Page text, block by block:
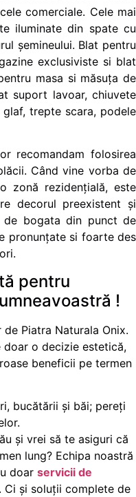
comerciale. Cele mai
iluminate din spate cu
șemineului. Blat pentru
exclusiviste si blat
masa si măsuța de
suport lavoar, chiuvete
trepte scara, podele
recomandam folosirea
Când vine vorba de
zonă rezidențială, este
decorul preexistent și
bogata din punct de
pronunțate si foarte des
pentru
!
Piatra Naturala Onix.
doar o decizie estetică,
beneficii pe termen
bucătării și băi; pereți
și vrei să te asiguri că
lung? Echipa noastră
doar servicii de
Ci și soluții complete de